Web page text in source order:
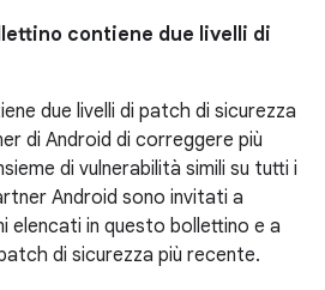
contiene due livelli di
due livelli di patch di sicurezza
di Android di correggere più
di vulnerabilità simili su tutti i
Android sono invitati a
elencati in questo bollettino e a
di sicurezza più recente.